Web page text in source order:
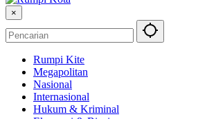
×
Rumpi Kite
Megapolitan
Nasional
Internasional
Hukum & Kriminal